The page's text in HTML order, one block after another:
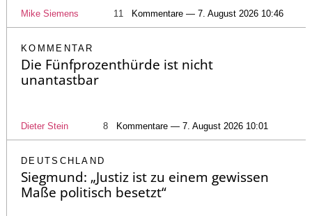
Mike Siemens 11 Kommentare — 7. August 2026 10:46
KOMMENTAR
Die Fünfprozenthürde ist nicht
unantastbar
Dieter Stein 8 Kommentare — 7. August 2026 10:01
DEUTSCHLAND
Siegmund: „Justiz ist zu einem gewissen
Maße politisch besetzt“